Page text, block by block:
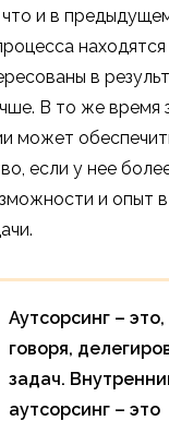
и в
в
В то же время
может
если у нее
и опыт
Аутсорсинг –
говоря,
задач.
аутсорсинг – это